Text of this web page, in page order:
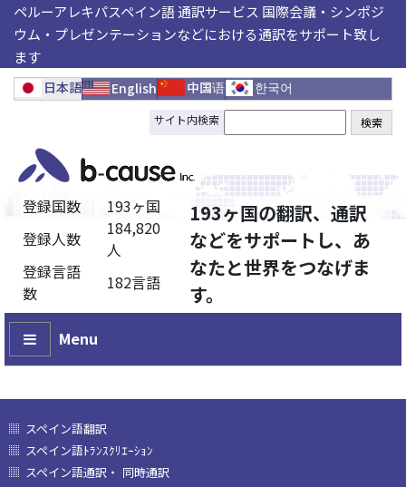
ペルーアレキパスペイン語 通訳サービス 国際会議・シンポジ
ウム・プレゼンテーションなどにおける通訳をサポート致し
ます